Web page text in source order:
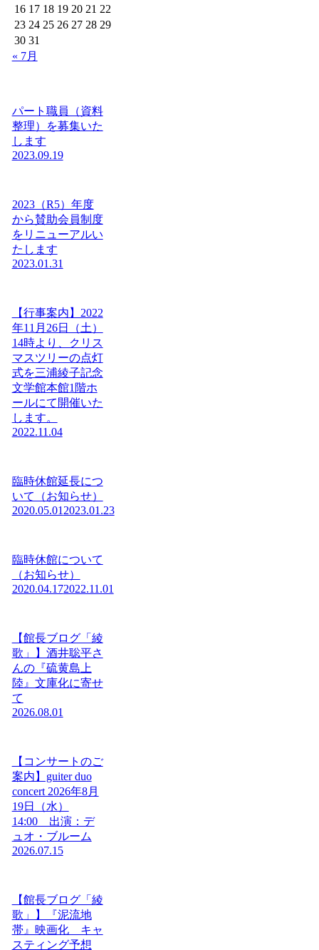
16 17 18 19 20 21 22
23 24 25 26 27 28 29
30 31
« 7月
パート職員（資料
整理）を募集いた
します
2023.09.19
2023（R5）年度
から賛助会員制度
をリニューアルい
たします
2023.01.31
【行事案内】2022
年11月26日（土）
14時より、クリス
マスツリーの点灯
式を三浦綾子記念
文学館本館1階ホ
ールにて開催いた
します。
2022.11.04
臨時休館延長につ
いて（お知らせ）
2020.05.01 2023.01.23
臨時休館について
（お知らせ）
2020.04.172022.11.01
【館長ブログ「綾
歌」】酒井聡平さ
んの『硫黄島上
陸』文庫化に寄せ
て
2026.08.01
【コンサートのご
案内】guiter duo
concert 2026年8月
19日（水）
14:00 出演：デ
ュオ・ブルーム
2026.07.15
【館長ブログ「綾
歌」】『泥流地
帯』映画化 キャ
スティング予想